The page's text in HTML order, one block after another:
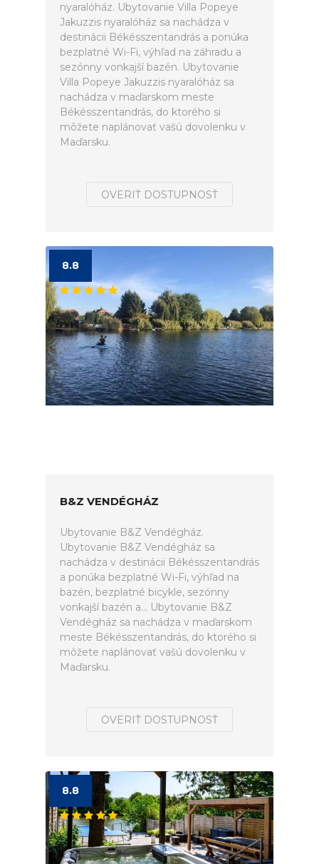
nyaralóház. Ubytovanie Villa Popeye
Jakuzzis nyaralóház sa nachádza v
destinácii Békésszentandrás a ponúka
bezplatné Wi-Fi, výhľad na záhradu a
sezónny vonkajší bazén. Ubytovanie
Villa Popeye Jakuzzis nyaralóház sa
nachádza v maďarskom meste
Békésszentandrás, do ktorého si
môžete naplánovať vašú dovolenku v
Maďarsku.
OVERIŤ DOSTUPNOSŤ
8.8
B&Z VENDÉGHÁZ
Ubytovanie B&Z Vendégház.
Ubytovanie B&Z Vendégház sa
nachádza v destinácii Békésszentandrás
a ponúka bezplatné Wi-Fi, výhľad na
bazén, bezplatné bicykle, sezónny
vonkajší bazén a... Ubytovanie B&Z
Vendégház sa nachádza v maďarskom
meste Békésszentandrás, do ktorého si
môžete naplánovať vašú dovolenku v
Maďarsku.
OVERIŤ DOSTUPNOSŤ
8.8